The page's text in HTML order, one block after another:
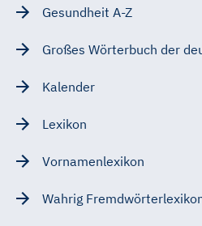
Gesundheit A-Z
Großes Wörterbuch der
Kalender
Lexikon
Vornamenlexikon
Wahrig